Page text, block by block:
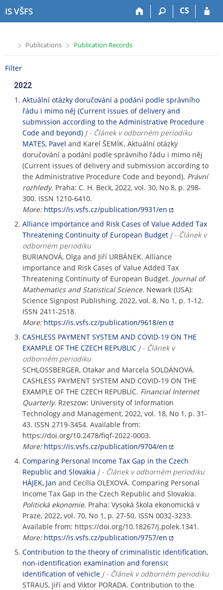
IS VŠFS CS
>Publications >Publication Records
Filter
2022
Aktuální otázky doručování a podání podle správního
řádu i mimo něj (Current issues of delivery and
submission according to the Administrative Procedure
Code and beyond) J - Článek v odborném periodiku
MATES, Pavel and Karel ŠEMÍK. Aktuální otázky
doručování a podání podle správního řádu i mimo něj
(Current issues of delivery and submission according to
the Administrative Procedure Code and beyond). Právní
rozhledy. Praha: C. H. Beck, 2022, vol. 30, No 8, p. 298-
300. ISSN 1210-6410.
More: https://is.vsfs.cz/publication/9931/en
Alliance importance and Risk Cases of Value Added Tax
Threatening Continuity of European Budget J - Článek v
odborném periodiku
BURIANOVÁ, Olga and Jiří URBÁNEK. Alliance
importance and Risk Cases of Value Added Tax
Threatening Continuity of European Budget. Journal of
Mathematics and Statistical Science. Newark (USA):
Science Signpost Publishing, 2022, vol. 8, No 1, p. 1-12.
ISSN 2411-2518.
More: https://is.vsfs.cz/publication/9618/en
CASHLESS PAYMENT SYSTEM AND COVID-19 ON THE
EXAMPLE OF THE CZECH REPUBLIC J - Článek v
odborném periodiku
SCHLOSSBERGER, Otakar and Marcela SOLDÁNOVÁ.
CASHLESS PAYMENT SYSTEM AND COVID-19 ON THE
EXAMPLE OF THE CZECH REPUBLIC. Financial Internet
Quarterly. Rzeszow: University of Information
Technology and Management, 2022, vol. 18, No 1, p. 31-
43. ISSN 2719-3454. Available from:
https://doi.org/10.2478/fiqf-2022-0003.
More: https://is.vsfs.cz/publication/9704/en
Comparing Personal Income Tax Gap in the Czech
Republic and Slovakia J - Článek v odborném periodiku
HÁJEK, Jan and Cecília OLEXOVÁ. Comparing Personal
Income Tax Gap in the Czech Republic and Slovakia.
Politická ekonomie. Praha: Vysoká škola ekonomická v
Praze, 2022, vol. 70, No 1, p. 27-50. ISSN 0032-3233.
Available from: https://doi.org/10.18267/j.polek.1341.
More: https://is.vsfs.cz/publication/9757/en
Contribution to the theory of criminalistic identification,
non-identification examination and forensic
identification of vehicle J - Článek v odborném periodiku
STRAUS, Jiří and Viktor PORADA. Contribution to the